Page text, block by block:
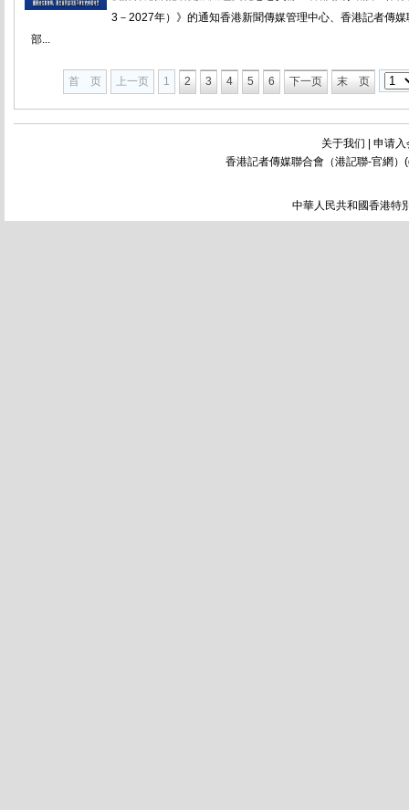
3－2027年）》的通知香港新聞傳媒管理中心、香港記者傳
部...
首 页 上一页 1 2 3 4 5 6 下一页 末 页
关于我们
申请入
香港記者傳媒聯合會（港記聯-官網）(
中華人民共和國香港特